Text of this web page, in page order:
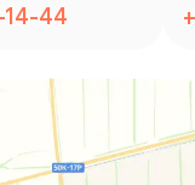
14-44